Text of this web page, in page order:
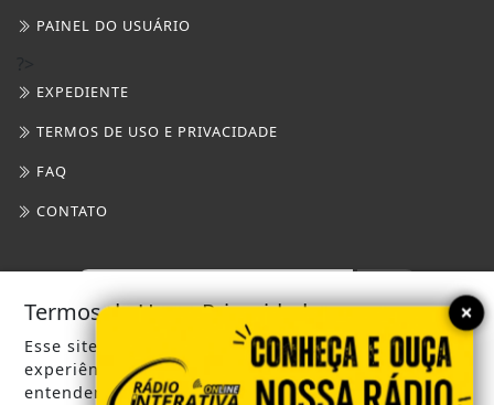
PAINEL DO USUÁRIO
EXPEDIENTE
TERMOS DE USO E PRIVACIDADE
FAQ
CONTATO
Termos de Uso e Privacidade
Esse site utiliza cookies para melhorar sua
experiência de navegação. Ao continuar o acesso,
entendemos que você concorda com nossos Termos
×